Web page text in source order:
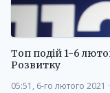
Топ подій 1-6
Розвитку
05:51, 6-го лютого 2021 ·